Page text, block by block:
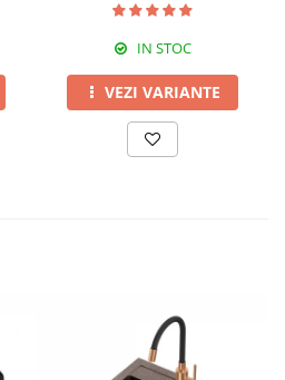
IN STOC
VEZI VARIANTE